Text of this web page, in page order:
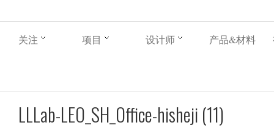
关注 项目 设计师 产品&材料
LLLab-LEO_SH_Office-hisheji (11)